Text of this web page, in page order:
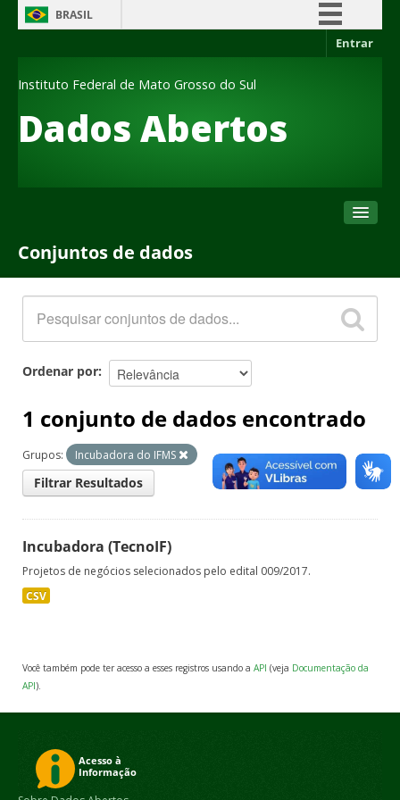
BRASIL
Acesso à informação
Canais
Entrar
Dados Abertos
Instituto Federal de Mato Grosso do Sul
Conjuntos de dados
Organizações
Sobre
Conjuntos de dados
Ordenar por
1 conjunto de dados encontrado
Grupos: Incubadora do IFMS
Filtrar Resultados
Incubadora (TecnoIF)
Projetos de negócios selecionados pelo edital 009/2017.
CSV
Você também pode ter acesso a esses registros usando a API (veja Documentação da
API).